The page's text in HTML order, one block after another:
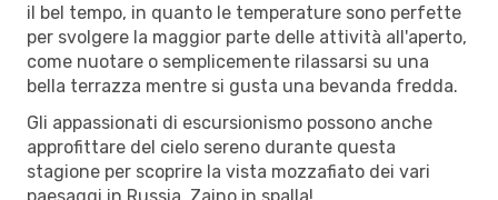
il bel tempo, in quanto le temperature sono perfette
per svolgere la maggior parte delle attività all'aperto,
come nuotare o semplicemente rilassarsi su una
bella terrazza mentre si gusta una bevanda fredda.
Gli appassionati di escursionismo possono anche
approfittare del cielo sereno durante questa
stagione per scoprire la vista mozzafiato dei vari